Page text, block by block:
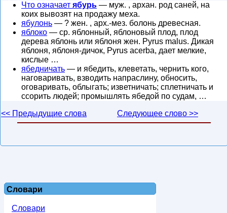
Что означает ябурь — муж. , архан. род саней, на
коих вывозят на продажу меха.
ябулонь — ? жен. , арх.-мез. болонь древесная.
яблоко — ср. яблонный, яблоновый плод, плод
дерева яблонь или яблоня жен. Pyrus malus. Дикая
яблоня, яблоня-дичок, Pyrus acerba, дает мелкие,
кислые …
ябедничать — и ябедить, клеветать, чернить кого,
наговаривать, взводить напраслину, обносить,
оговаривать, облыгать; изветничать; сплетничать и
ссорить людей; промышлять ябедой по судам, …
<< Предыдущие слова
Следующее слово >>
Словари
Словари